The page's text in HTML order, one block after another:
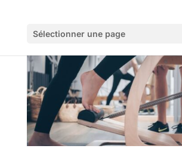
Sélectionner une page